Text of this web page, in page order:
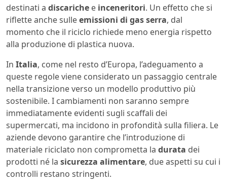
destinati a discariche e inceneritori. Un effetto che si
riflette anche sulleemissioni di gas serra, dal
momento che il riciclo richiede meno energia rispetto
alla produzione di plastica nuova.
In Italia, come nel resto d’Europa, l’adeguamento a
queste regole viene considerato un passaggio centrale
nella transizione verso un modello produttivo più
sostenibile. I cambiamenti non saranno sempre
immediatamente evidenti sugli scaffali dei
supermercati, ma incidono in profondità sulla filiera. Le
aziende devono garantire che l’introduzione di
materiale riciclato non comprometta la durata dei
prodotti né la sicurezza alimentare, due aspetti su cui i
controlli restano stringenti.